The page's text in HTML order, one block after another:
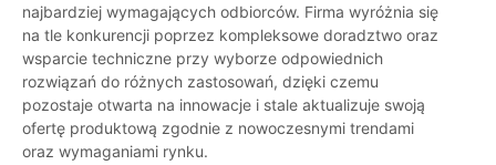
najbardziej wymagających odbiorców. Firma wyróżnia się
na tle konkurencji poprzez kompleksowe doradztwo oraz
wsparcie techniczne przy wyborze odpowiednich
rozwiązań do różnych zastosowań, dzięki czemu
pozostaje otwarta na innowacje i stale aktualizuje swoją
ofertę produktową zgodnie z nowoczesnymi trendami
oraz wymaganiami rynku.